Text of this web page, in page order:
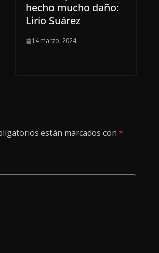
hecho mucho daño:
Lirio Suárez
14 marzo, 2024
están marcados con *